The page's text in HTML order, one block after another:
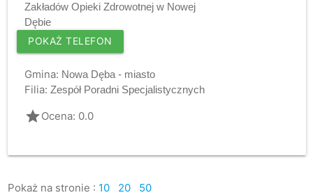
Zakładów Opieki Zdrowotnej w Nowej
Dębie
POKAŻ TELEFON
Gmina: Nowa Dęba - miasto
Filia: Zespół Poradni Specjalistycznych
gradeOcena: 0.0
Pokaż na stronie : 10 20
50